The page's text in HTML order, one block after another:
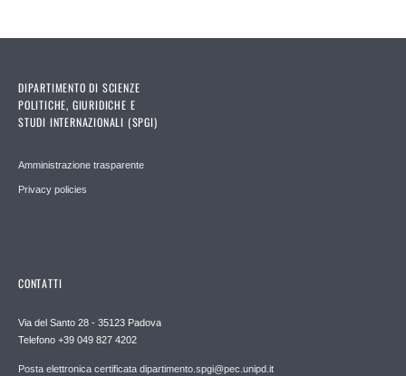
DIPARTIMENTO DI SCIENZE
POLITICHE, GIURIDICHE E
STUDI INTERNAZIONALI (SPGI)
Amministrazione trasparente
Privacy policies
CONTATTI
Via del Santo 28 - 35123 Padova
Telefono +39 049 827 4202
Posta elettronica certificata dipartimento.spgi@pec.unipd.it